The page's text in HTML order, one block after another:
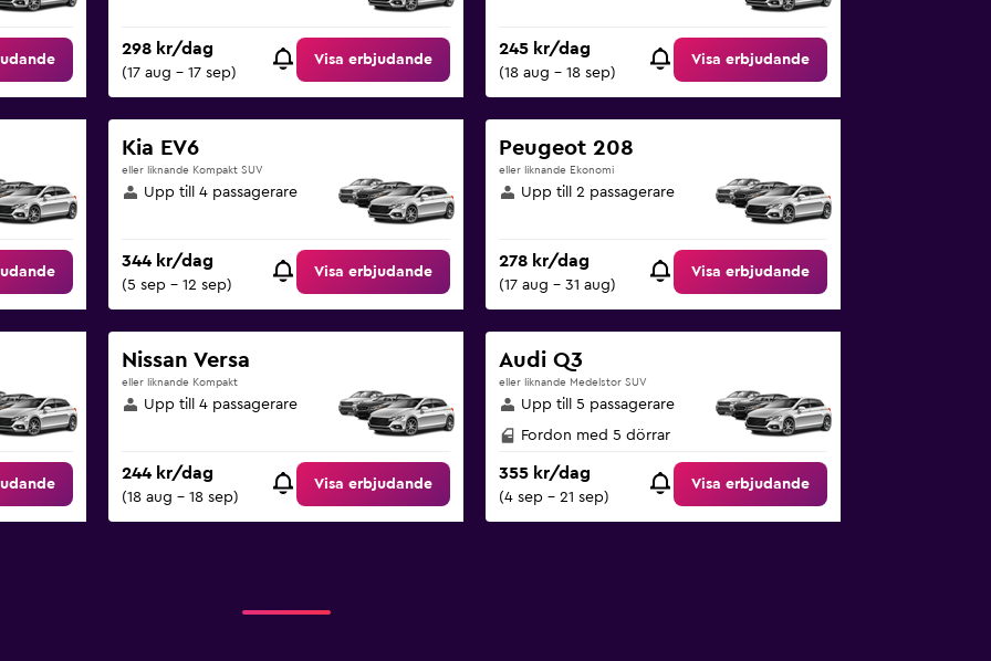
298 kr/dag
(17 aug - 17 sep)
Visa erbjudande
245 kr/dag
(18 aug - 18 sep)
Visa erbjudande
Kia EV6
eller liknande Kompakt SUV
Upp till 4 passagerare
344 kr/dag
(5 sep - 12 sep)
Visa erbjudande
Peugeot 208
eller liknande Ekonomi
Upp till 2 passagerare
278 kr/dag
(17 aug - 31 aug)
Visa erbjudande
Nissan Versa
eller liknande Kompakt
Upp till 4 passagerare
244 kr/dag
(18 aug - 18 sep)
Visa erbjudande
Audi Q3
eller liknande Medelstor SUV
Upp till 5 passagerare
Fordon med 5 dörrar
355 kr/dag
(4 sep - 21 sep)
Visa erbjudande